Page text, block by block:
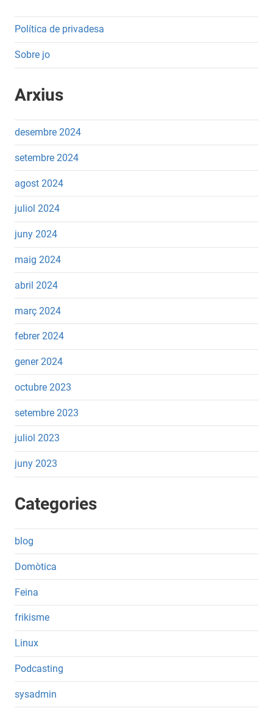
Política de privadesa
Sobre jo
Arxius
desembre 2024
setembre 2024
agost 2024
juliol 2024
juny 2024
maig 2024
abril 2024
març 2024
febrer 2024
gener 2024
octubre 2023
setembre 2023
juliol 2023
juny 2023
Categories
blog
Domòtica
Feina
frikisme
Linux
Podcasting
sysadmin